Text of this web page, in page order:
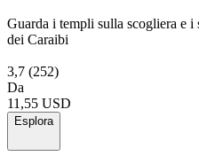
Guarda i templi sulla scogliera e
dei Caraibi
3,7 (252)
Da
11,55 USD
Esplora